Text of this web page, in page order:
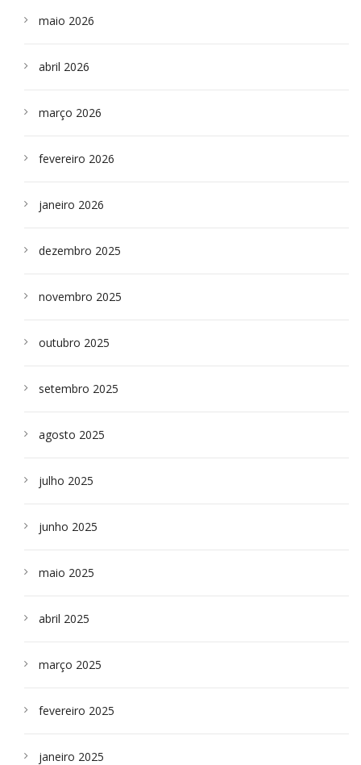
maio 2026
abril 2026
março 2026
fevereiro 2026
janeiro 2026
dezembro 2025
novembro 2025
outubro 2025
setembro 2025
agosto 2025
julho 2025
junho 2025
maio 2025
abril 2025
março 2025
fevereiro 2025
janeiro 2025